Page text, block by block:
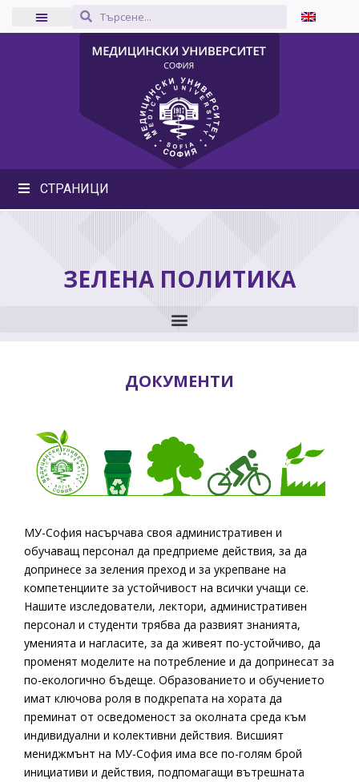
СТРАНИЦИ
ЗЕЛЕНА ПОЛИТИКА
ДОКУМЕНТИ
МУ-София насърчава своя административен и
обучаващ персонал да предприеме действия, за да
допринесе за зеления преход и за укрепване на
компетенциите за устойчивост на всички учащи се.
Нашите изследователи, лектори, административен
персонал и студенти трябва да развият знанията,
уменията и нагласите, за да живеят по-устойчиво, да
променят моделите на потребление и да допринесат за
по-екологично бъдеще. Образованието и обучението
имат ключова роля в подкрепата на хората да
преминат от осведоменост за околната среда към
индивидуални и колективни действия. Висшият
мениджмънт на МУ-София има все по-голям брой
инициативи и действия, подпомагащи вътрешната